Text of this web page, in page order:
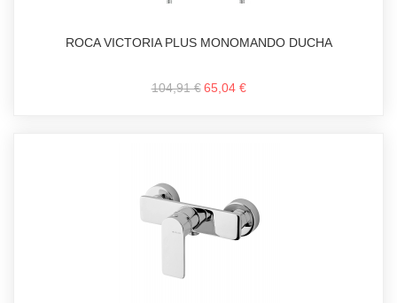
ROCA VICTORIA PLUS MONOMANDO DUCHA
104,91 € 65,04 €